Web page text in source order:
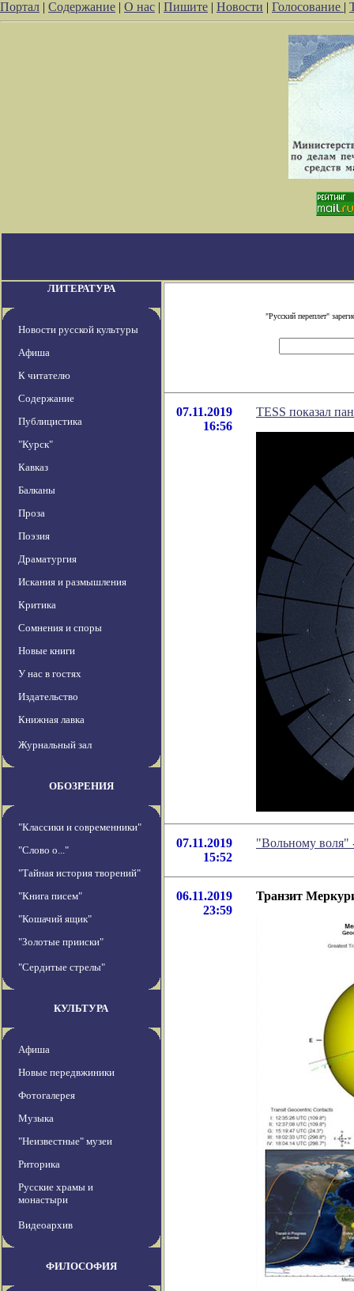
Портал | Содержание | О нас | Пишите | Новости | Голосование |
ЛИТЕРАТУРА
Новости русской культуры
Афиша
К читателю
Содержание
Публицистика
"Курск"
Кавказ
Балканы
Проза
Поэзия
Драматургия
Искания и размышления
Критика
Сомнения и споры
Новые книги
У нас в гостях
Издательство
Книжная лавка
Журнальный зал
ОБОЗРЕНИЯ
"Классики и современники"
"Слово о..."
"Тайная история творений"
"Книга писем"
"Кошачий ящик"
"Золотые прииски"
"Сердитые стрелы"
КУЛЬТУРА
Афиша
Новые передвжиники
Фотогалерея
Музыка
"Неизвестные" музеи
Риторика
Русские храмы и
монастыри
Видеоархив
ФИЛОСОФИЯ
"Русский переплет"
07.11.2019
16:56
TESS показал
07.11.2019
15:52
"Вольному воля"
06.11.2019
23:59
Транзит